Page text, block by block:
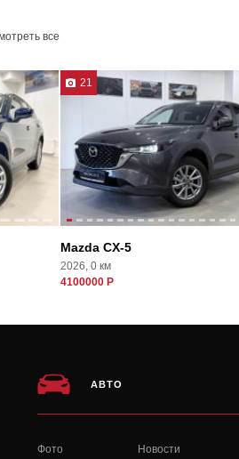
все
21
Mazda CX-5
2026, 0 км
4100000 Р
АВТО
Фото
Новости